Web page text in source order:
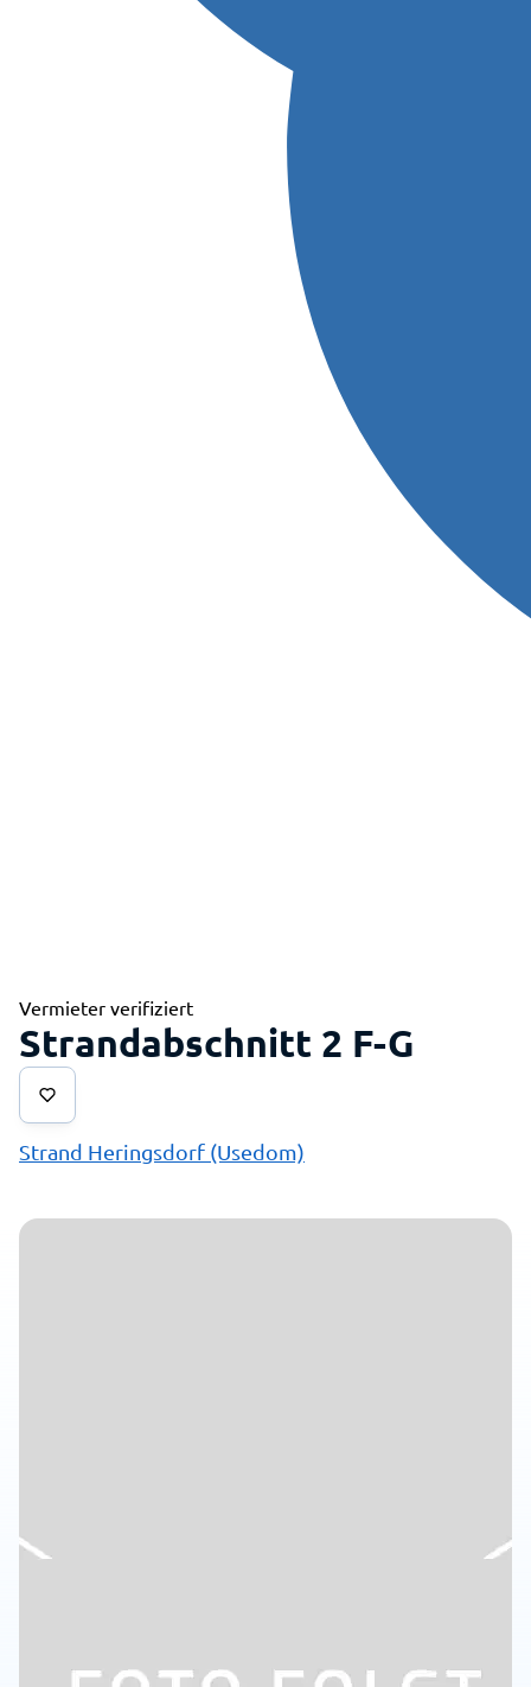
Vermieter verifiziert
Strandabschnitt 2 F-G
Strand Heringsdorf (Usedom)